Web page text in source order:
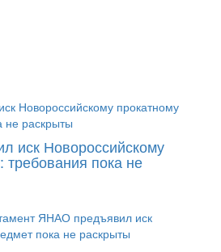
иск Новороссийскому
требования пока не